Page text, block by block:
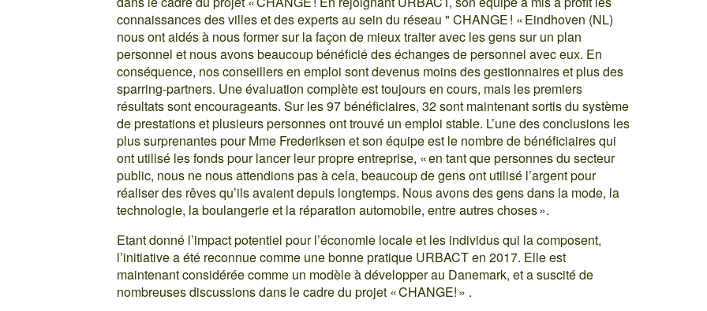
connaissances des villes et des experts au sein du réseau " CHANGE ! « Eindhoven (NL)
nous ont aidés à nous former sur la façon de mieux traiter avec les gens sur un plan
personnel et nous avons beaucoup bénéficié des échanges de personnel avec eux. En
conséquence, nos conseillers en emploi sont devenus moins des gestionnaires et plus des
sparring-partners. Une évaluation complète est toujours en cours, mais les premiers
résultats sont encourageants. Sur les 97 bénéficiaires, 32 sont maintenant sortis du système
de prestations et plusieurs personnes ont trouvé un emploi stable. L’une des conclusions les
plus surprenantes pour Mme Frederiksen et son équipe est le nombre de bénéficiaires qui
ont utilisé les fonds pour lancer leur propre entreprise, « en tant que personnes du secteur
public, nous ne nous attendions pas à cela, beaucoup de gens ont utilisé l’argent pour
réaliser des rêves qu’ils avaient depuis longtemps. Nous avons des gens dans la mode, la
technologie, la boulangerie et la réparation automobile, entre autres choses ».
Etant donné l’impact potentiel pour l’économie locale et les individus qui la composent,
l’initiative a été reconnue comme une bonne pratique URBACT en 2017. Elle est
maintenant considérée comme un modèle à développer au Danemark, et a suscité de
nombreuses discussions dans le cadre du projet « CHANGE! » .